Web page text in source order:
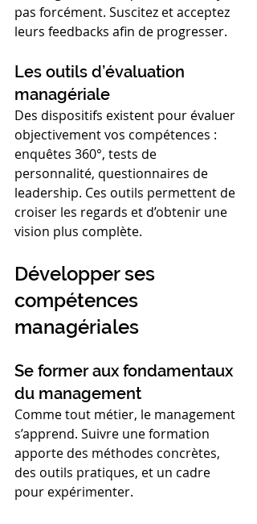
pas forcément. Suscitez et acceptez
leurs feedbacks afin de progresser.
Les outils d’évaluation
managériale
Des dispositifs existent pour évaluer
objectivement vos compétences :
enquêtes 360°, tests de
personnalité, questionnaires de
leadership. Ces outils permettent de
croiser les regards et d’obtenir une
vision plus complète.
Développer ses
compétences
managériales
Se former aux fondamentaux
du management
Comme tout métier, le management
s’apprend. Suivre une formation
apporte des méthodes concrètes,
des outils pratiques, et un cadre
pour expérimenter.